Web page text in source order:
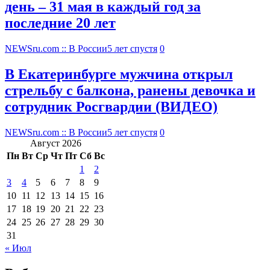
день – 31 мая в каждый год за
последние 20 лет
NEWSru.com :: В России5 лет спустя 0
В Екатеринбурге мужчина открыл
стрельбу с балкона, ранены девочка и
сотрудник Росгвардии (ВИДЕО)
NEWSru.com :: В России5 лет спустя 0
Август 2026
Пн Вт Ср Чт Пт Сб Вс
1
2
3
4 5 6 7 8
9
10 11 12 13 14 15 16
17 18 19 20 21 22 23
24 25 26 27 28 29 30
31
« Июл